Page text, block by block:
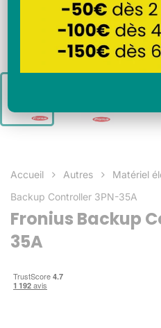
Accueil Autres Matériel
Backup Controller 3PN-35A
Fronius Backup
35A